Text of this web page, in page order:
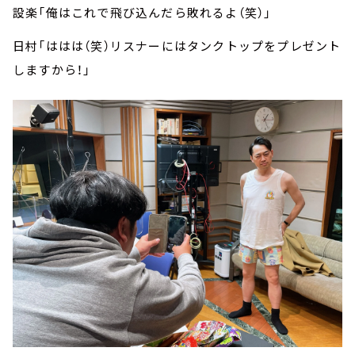
設楽「俺はこれで飛び込んだら敗れるよ（笑）」
日村「ははは（笑）リスナーにはタンクトップをプレゼント
しますから！」